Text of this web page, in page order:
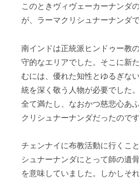
このときヴィヴェーカーナンダ
が、ラーマクリシュナーナンダで
南インドは正統派ヒンドゥー教
守的なエリアでした。そこに新
むには、優れた知性とゆるぎな
統を深く敬う人物が必要でした
全て満たし、なおかつ慈悲心あ
クリシュナーナンダだったのです
チェンナイに布教活動に行くこ
シュナーナンダにとって師の遺
を意味していました。しかしそ